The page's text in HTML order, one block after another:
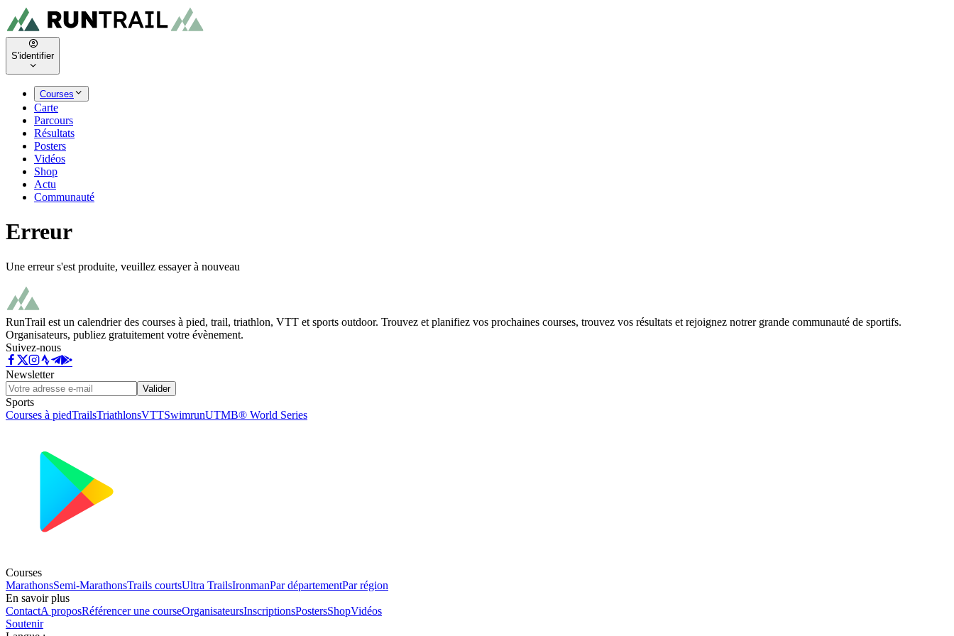
S'identifier
Courses
Carte
Parcours
Résultats
Posters
Vidéos
Shop
Actu
Communauté
Erreur
Une erreur s'est produite, veuillez essayer à nouveau
RunTrail est un calendrier des courses à pied, trail, triathlon, VTT et sports outdoor. Trouvez et planifiez vos prochaines courses, trouvez vos résultats et rejoignez notrer grande communauté de sportifs.
Organisateurs, publiez gratuitement votre évènement.
Suivez-nous
Newsletter
Valider
Sports
Courses à piedTrailsTriathlonsVTTSwimrunUTMB® World Series
Courses
MarathonsSemi-MarathonsTrails courtsUltra TrailsIronmanPar départementPar région
En savoir plus
ContactA proposRéférencer une courseOrganisateursInscriptionsPostersShopVidéos
Soutenir